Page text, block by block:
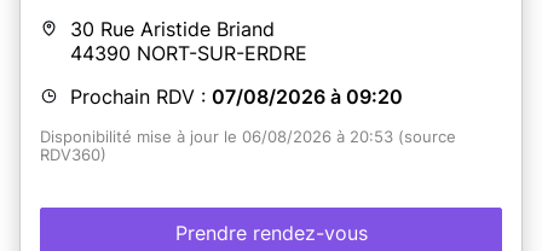
30 Rue Aristide Briand
44390 NORT-SUR-ERDRE
Prochain RDV : 07/08/2026 à 09:20
Disponibilité mise à jour le 06/08/2026 à 20:53 (source
RDV360)
Prendre rendez-vous